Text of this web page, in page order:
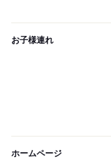
お子様連れ
ホームページ